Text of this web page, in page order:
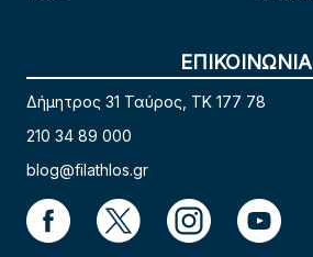
ΕΠΙΚΟΙΝΩΝΙΑ
Δήμητρος 31 Ταύρος, TK 177 78
210 34 89 000
blog@filathlos.gr